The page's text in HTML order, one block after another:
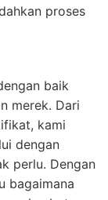
proses
baik
merek. Dari
kami
dengan
perlu. Dengan
bagaimana